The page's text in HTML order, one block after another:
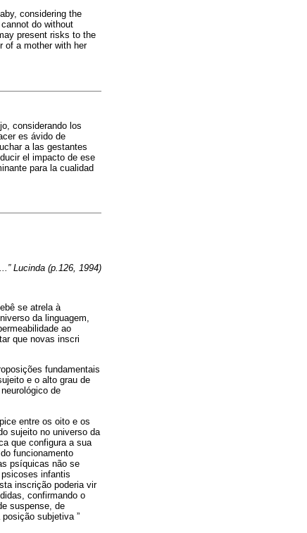
considering the
do without
present risks to the
of a mother with her
considerando los
es ávido de
a las gestantes
el impacto de ese
para la cualidad
Lucinda (p.126, 1994)
se atrela à
da linguagem,
ao
que novas inscri
fundamentais
e o alto grau de
de
entre os oito e os
sujeito no universo da
que configura a sua
funcionamento
psíquicas não se
infantis
inscrição poderia vir
confirmando o
suspense, de
subjetiva ”